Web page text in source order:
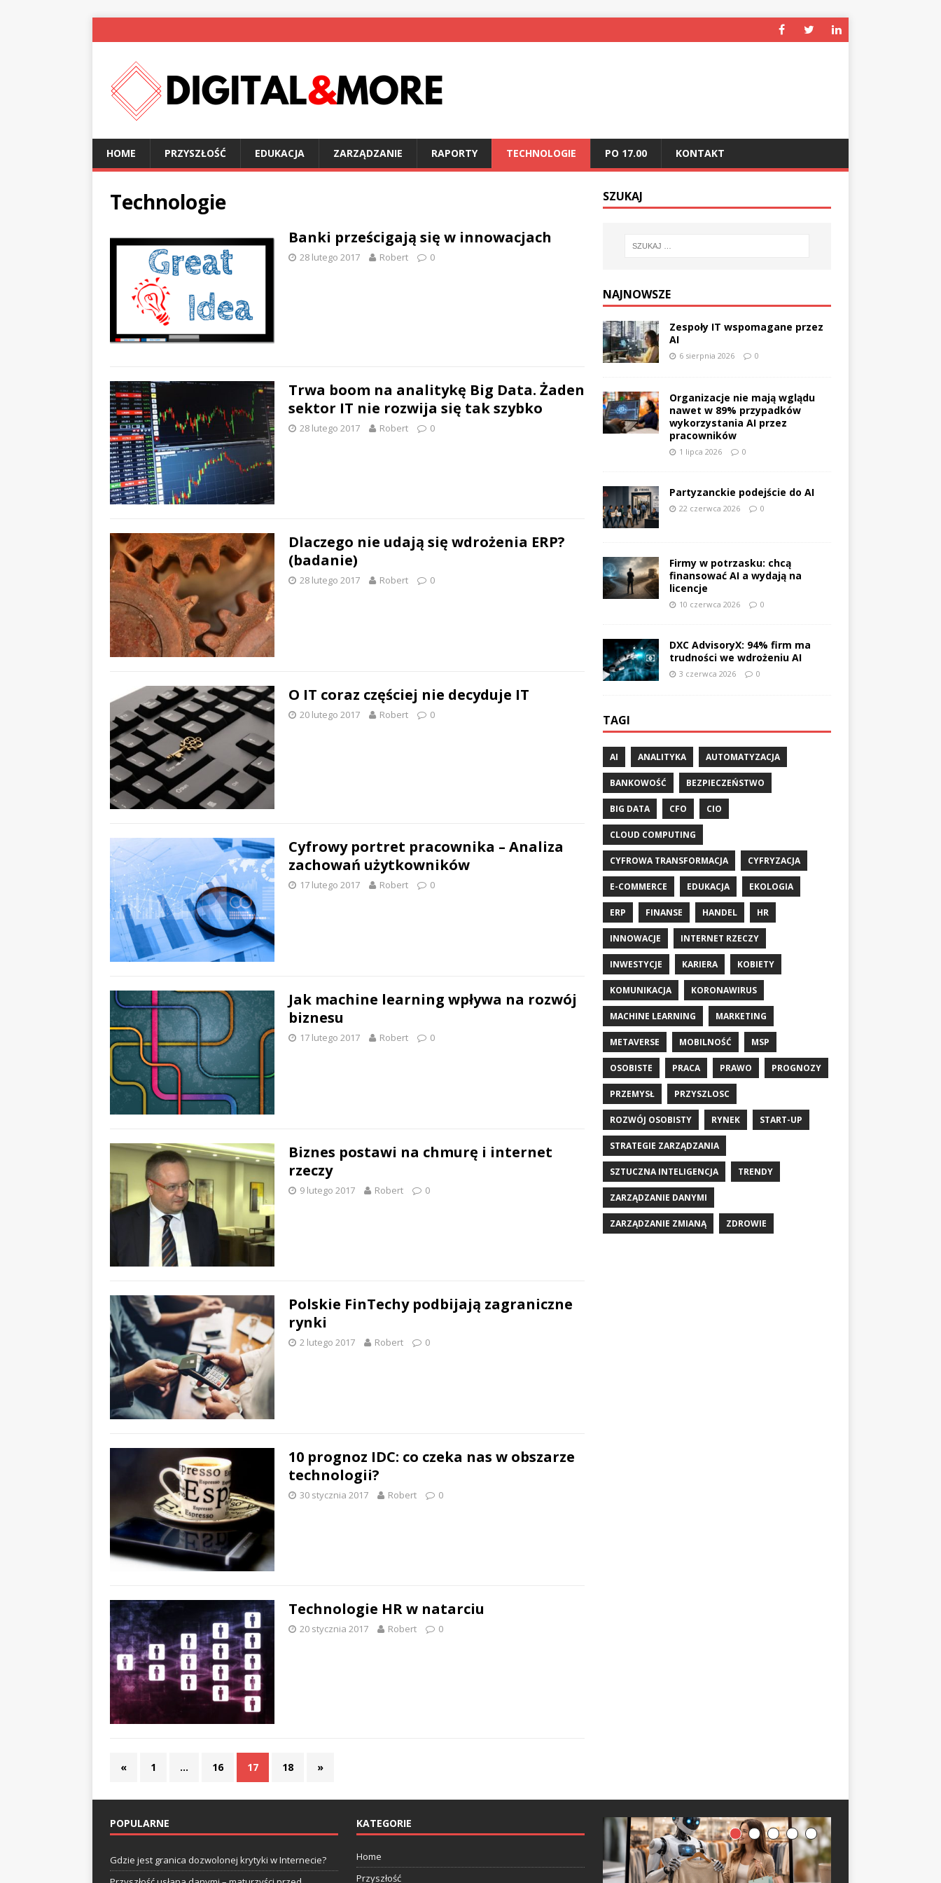
HOME PRZYSZŁOŚĆ EDUKACJA ZARZĄDZANIE RAPORTY TECHNOLOGIE PO 17.00 KONTAKT
Technologie
Banki prześcigają się w innowacjach
28 lutego 2017 Robert 0
Trwa boom na analitykę Big Data. Żaden
sektor IT nie rozwija się tak szybko
28 lutego 2017 Robert 0
Dlaczego nie udają się wdrożenia ERP?
(badanie)
28 lutego 2017 Robert 0
O IT coraz częściej nie decyduje IT
20 lutego 2017 Robert 0
Cyfrowy portret pracownika – Analiza
zachowań użytkowników
17 lutego 2017 Robert 0
Jak machine learning wpływa na rozwój
biznesu
17 lutego 2017 Robert 0
Biznes postawi na chmurę i internet
rzeczy
9 lutego 2017 Robert 0
Polskie FinTechy podbijają zagraniczne
rynki
2 lutego 2017 Robert 0
10 prognoz IDC: co czeka nas w obszarze
technologii?
30 stycznia 2017 Robert 0
Technologie HR w natarciu
20 stycznia 2017 Robert 0
« 1 … 16 17 18 »
SZUKAJ
NAJNOWSZE
Zespoły IT wspomagane przez
AI
6 sierpnia 2026 0
Organizacje nie mają wglądu
nawet w 89% przypadków
wykorzystania AI przez
pracowników
1 lipca 2026 0
Partyzanckie podejście do AI
22 czerwca 2026 0
Firmy w potrzasku: chcą
finansować AI a wydają na
licencje
10 czerwca 2026 0
DXC AdvisoryX: 94% firm ma
trudności we wdrożeniu AI
3 czerwca 2026 0
TAGI
AI ANALITYKA AUTOMATYZACJA
BANKOWOŚĆ BEZPIECZEŃSTWO
BIG DATA CFO CIO
CLOUD COMPUTING
CYFROWA TRANSFORMACJA CYFRYZACJA
E-COMMERCE EDUKACJA EKOLOGIA
ERP FINANSE HANDEL HR
INNOWACJE INTERNET RZECZY
INWESTYCJE KARIERA KOBIETY
KOMUNIKACJA KORONAWIRUS
MACHINE LEARNING MARKETING
METAVERSE MOBILNOŚĆ MSP
OSOBISTE PRACA PRAWO PROGNOZY
PRZEMYSŁ PRZYSZLOSC
ROZWÓJ OSOBISTY RYNEK START-UP
STRATEGIE ZARZĄDZANIA
SZTUCZNA INTELIGENCJA TRENDY
ZARZĄDZANIE DANYMI
ZARZĄDZANIE ZMIANĄ ZDROWIE
POPULARNE
Gdzie jest granica dozwolonej krytyki w Internecie?
KATEGORIE
Home
Przyszłość